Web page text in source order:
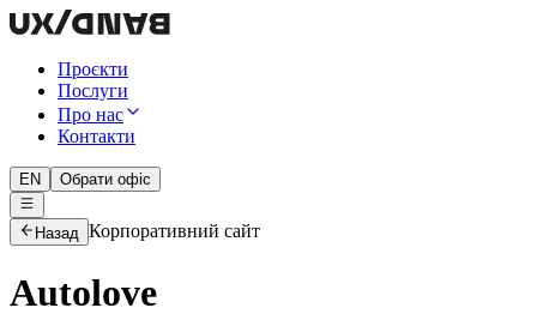
Проєкти
Послуги
Про нас
Контакти
EN Обрати офіс
Назад Корпоративний сайт
Autolove